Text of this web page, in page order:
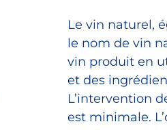
Le vin naturel,
le nom de vin
vin produit en
et des
L’intervention
est minimale.